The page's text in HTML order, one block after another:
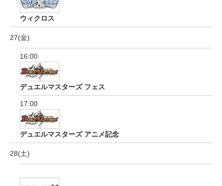
ウィクロス
27(金)
16:00
デュエルマスターズ フェス
17:00
デュエルマスターズ アニメ記念
28(土)